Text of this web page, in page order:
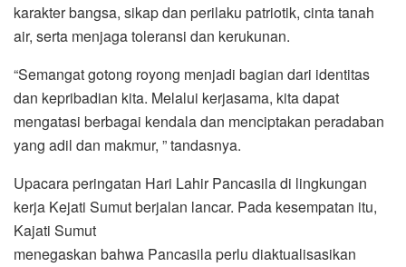
karakter bangsa, sikap dan perilaku patriotik, cinta tanah
air, serta menjaga toleransi dan kerukunan.
“Semangat gotong royong menjadi bagian dari identitas
dan kepribadian kita. Melalui kerjasama, kita dapat
mengatasi berbagai kendala dan menciptakan peradaban
yang adil dan makmur, ” tandasnya.
Upacara peringatan Hari Lahir Pancasila di lingkungan
kerja Kejati Sumut berjalan lancar. Pada kesempatan itu,
Kajati Sumut
menegaskan bahwa Pancasila perlu diaktualisasikan